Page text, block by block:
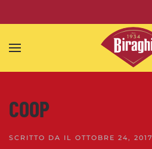
Skip to main content
COOP
SCRITTO DA IL OTTOBRE 24, 2017